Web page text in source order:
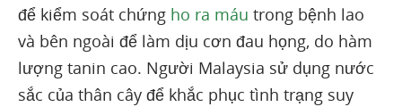
để kiểm soát chứng ho ra máu trong bệnh lao
và bên ngoài để làm dịu cơn đau họng, do hàm
lượng tanin cao. Người Malaysia sử dụng nước
sắc của thân cây để khắc phục tình trạng suy